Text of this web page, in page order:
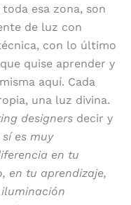
esa zona, son
de luz con
con lo último
quise aprender y
aquí. Cada
una luz divina.
designers decir y
sí es muy
en tu
en tu aprendizaje,